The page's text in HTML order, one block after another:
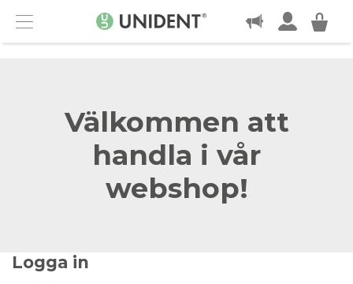
Menu
KONTAKT
Välkommen att
handla i vår
webshop!
Logga in